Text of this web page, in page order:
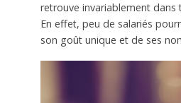
retrouve invariablement dans
En effet, peu de salariés
son goût unique et de ses